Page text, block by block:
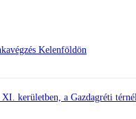
Kelenföldön
XI. kerületben, a Gazdagréti